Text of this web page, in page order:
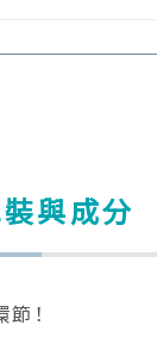
與成分
！